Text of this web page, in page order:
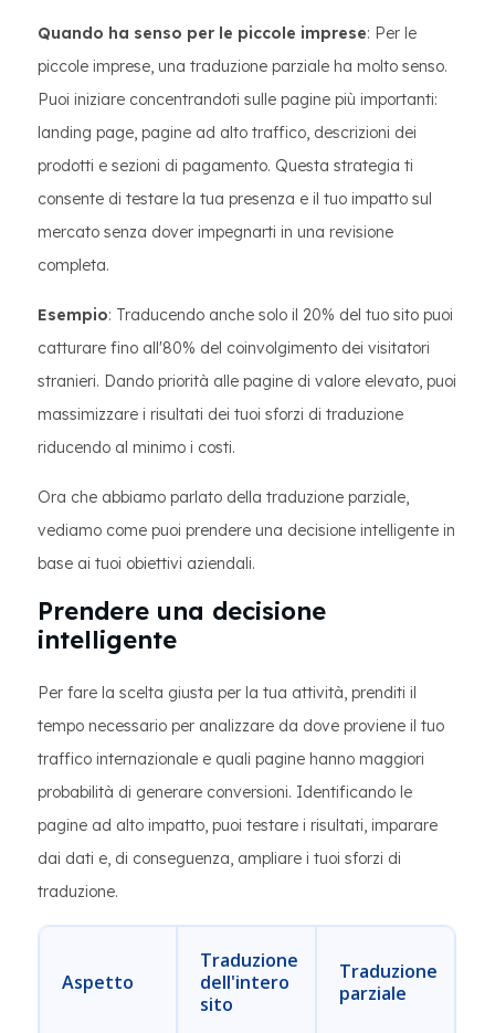
Quando ha senso per le piccole imprese: Per le
piccole imprese, una traduzione parziale ha molto senso.
Puoi iniziare concentrandoti sulle pagine più importanti:
landing page, pagine ad alto traffico, descrizioni dei
prodotti e sezioni di pagamento. Questa strategia ti
consente di testare la tua presenza e il tuo impatto sul
mercato senza dover impegnarti in una revisione
completa.
Esempio: Traducendo anche solo il 20% del tuo sito puoi
catturare fino all'80% del coinvolgimento dei visitatori
stranieri. Dando priorità alle pagine di valore elevato, puoi
massimizzare i risultati dei tuoi sforzi di traduzione
riducendo al minimo i costi.
Ora che abbiamo parlato della traduzione parziale,
vediamo come puoi prendere una decisione intelligente in
base ai tuoi obiettivi aziendali.
Prendere una decisione
intelligente
Per fare la scelta giusta per la tua attività, prenditi il ​​
tempo necessario per analizzare da dove proviene il tuo
traffico internazionale e quali pagine hanno maggiori
probabilità di generare conversioni. Identificando le
pagine ad alto impatto, puoi testare i risultati, imparare
dai dati e, di conseguenza, ampliare i tuoi sforzi di
traduzione.
Aspetto
Traduzione
dell'intero
sito
Traduzione
parziale